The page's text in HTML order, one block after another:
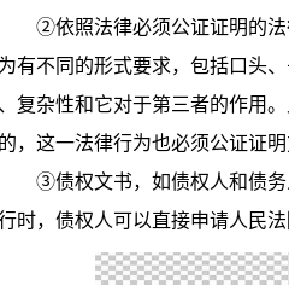
②依照法律必须公证证明的法
有不同的形式要求，包括口头
复杂性和它对于第三者的作用
，这一法律行为也必须公证证明
③债权文书，如债权人和债务
时，债权人可以直接申请人民